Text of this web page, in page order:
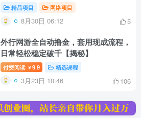
精品项目 网络项目
8月30日 06:12 5
外行网游全自动撸金，套用现成流程，
日常轻松稳定破千【揭秘】
付费阅读 ￥9.9 精选课程
3月23日 10:46 106